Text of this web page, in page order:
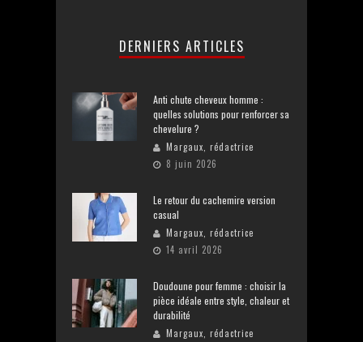
DERNIERS ARTICLES
Anti chute cheveux homme :
quelles solutions pour renforcer sa
chevelure ?
Margaux, rédactrice
8 juin 2026
Le retour du cachemire version
casual
Margaux, rédactrice
14 avril 2026
Doudoune pour femme : choisir la
pièce idéale entre style, chaleur et
durabilité
Margaux, rédactrice